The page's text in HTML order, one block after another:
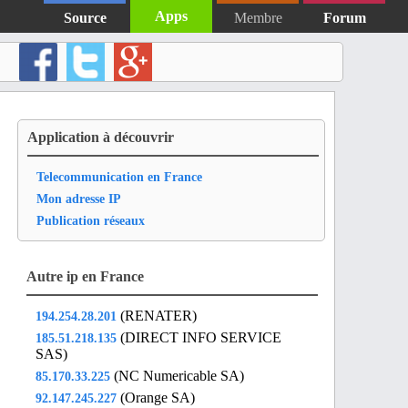
Source Apps Membre Forum
Application à découvrir
Telecommunication en France
Mon adresse IP
Publication réseaux
Autre ip en France
194.254.28.201 (RENATER)
185.51.218.135 (DIRECT INFO SERVICE
SAS)
85.170.33.225 (NC Numericable SA)
92.147.245.227 (Orange SA)